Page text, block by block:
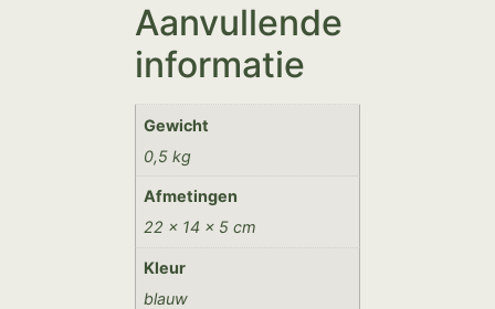
Aanvullende
informatie
Gewicht
0,5 kg
Afmetingen
22 × 14 × 5 cm
Kleur
blauw